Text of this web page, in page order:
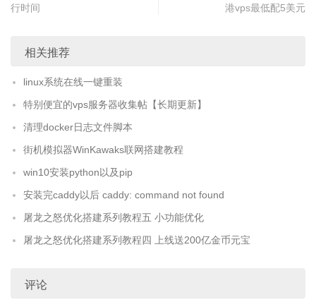
行时间
港vps最低配5美元
相关推荐
linux系统在线一键重装
特别便宜的vps服务器收集帖【长期更新】
清理docker日志文件脚本
街机模拟器WinKawaks联网搭建教程
win10安装python以及pip
安装完caddy以后 caddy: command not found
屠龙之怒优化搭建系列教程五 小功能优化
屠龙之怒优化搭建系列教程四 上线送200亿金币元宝
评论